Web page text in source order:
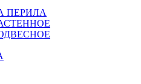
ПЕРИЛА